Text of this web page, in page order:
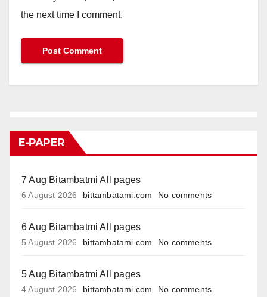
the next time I comment.
E-PAPER
7 Aug Bitambatmi All pages
6 August 2026 bittambatami.com No comments
6 Aug Bitambatmi All pages
5 August 2026 bittambatami.com No comments
5 Aug Bitambatmi All pages
4 August 2026 bittambatami.com No comments